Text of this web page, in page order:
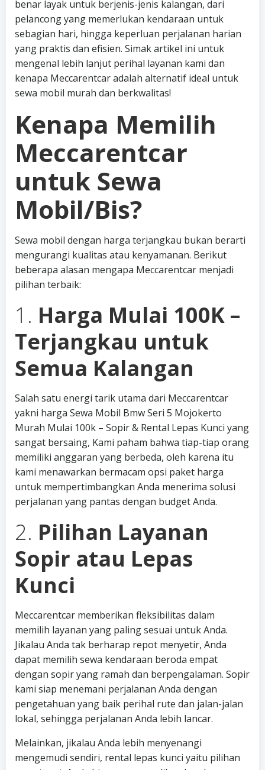
benar layak untuk berjenis-jenis kalangan, dari
pelancong yang memerlukan kendaraan untuk
sebagian hari, hingga keperluan perjalanan harian
yang praktis dan efisien. Simak artikel ini untuk
mengenal lebih lanjut perihal layanan kami dan
kenapa Meccarentcar adalah alternatif ideal untuk
sewa mobil murah dan berkwalitas!
Kenapa Memilih
Meccarentcar
untuk Sewa
Mobil/Bis?
Sewa mobil dengan harga terjangkau bukan berarti
mengurangi kualitas atau kenyamanan. Berikut
beberapa alasan mengapa Meccarentcar menjadi
pilihan terbaik:
1. Harga Mulai 100K –
Terjangkau untuk
Semua Kalangan
Salah satu energi tarik utama dari Meccarentcar
yakni harga Sewa Mobil Bmw Seri 5 Mojokerto
Murah Mulai 100k – Sopir & Rental Lepas Kunci yang
sangat bersaing, Kami paham bahwa tiap-tiap orang
memiliki anggaran yang berbeda, oleh karena itu
kami menawarkan bermacam opsi paket harga
untuk mempertimbangkan Anda menerima solusi
perjalanan yang pantas dengan budget Anda.
2. Pilihan Layanan
Sopir atau Lepas
Kunci
Meccarentcar memberikan fleksibilitas dalam
memilih layanan yang paling sesuai untuk Anda.
Jikalau Anda tak berharap repot menyetir, Anda
dapat memilih sewa kendaraan beroda empat
dengan sopir yang ramah dan berpengalaman. Sopir
kami siap menemani perjalanan Anda dengan
pengetahuan yang baik perihal rute dan jalan-jalan
lokal, sehingga perjalanan Anda lebih lancar.
Melainkan, jikalau Anda lebih menyenangi
mengemudi sendiri, rental lepas kunci yaitu pilihan